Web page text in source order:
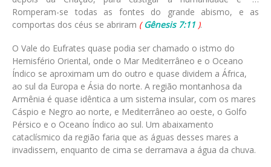
Romperam-se todas as fontes do grande abismo, e as
comportas dos céus se abriram (Gênesis 7:11 ).
O Vale do Eufrates quase podia ser chamado o istmo do
Hemisfério Oriental, onde o Mar Mediterrâneo e o Oceano
Índico se aproximam um do outro e quase dividem a África,
ao sul da Europa e Ásia do norte. A região montanhosa da
Armênia é quase idêntica a um sistema insular, com os mares
Cáspio e Negro ao norte, e Mediterrâneo ao oeste, o Golfo
Pérsico e o Oceano Índico ao sul. Um abaixamento
cataclísmico da região faria que as águas desses mares a
invadissem, enquanto de cima se derramava a água da chuva.